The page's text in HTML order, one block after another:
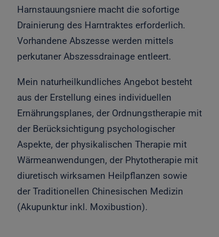
Harnstauungsniere macht die sofortige
Drainierung des Harntraktes erforderlich.
Vorhandene Abszesse werden mittels
perkutaner Abszessdrainage entleert.
Mein naturheilkundliches Angebot besteht
aus der Erstellung eines individuellen
Ernährungsplanes, der Ordnungstherapie mit
der Berücksichtigung psychologischer
Aspekte, der physikalischen Therapie mit
Wärmeanwendungen, der Phytotherapie mit
diuretisch wirksamen Heilpflanzen sowie
der Traditionellen Chinesischen Medizin
(Akupunktur inkl. Moxibustion).